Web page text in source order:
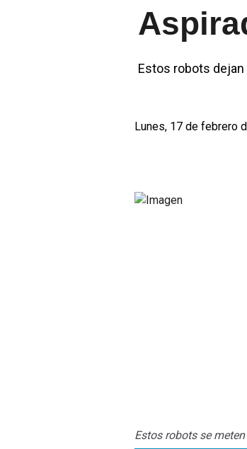
Estos robots
Lunes, 17 de febrero
Estos robots se